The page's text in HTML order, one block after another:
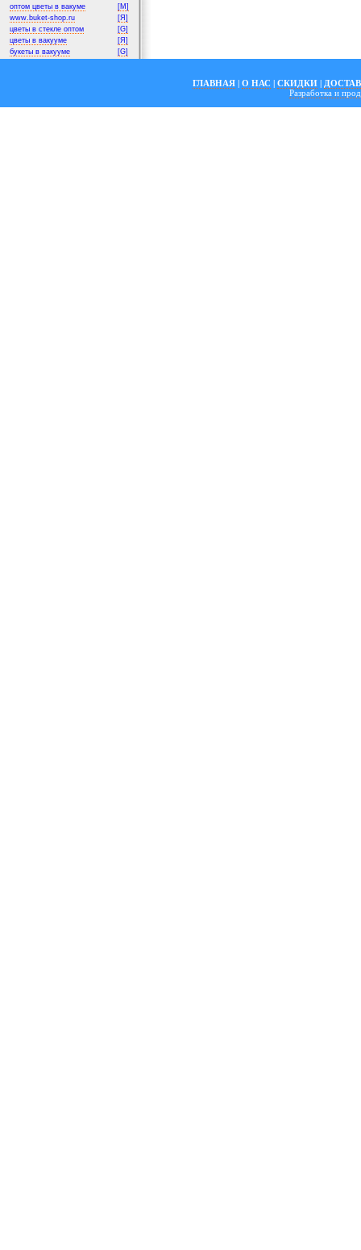
оптом цветы в вакуме
[M]
www.buket-shop.ru
[Я]
цветы в стекле оптом
[G]
цветы в вакууме
[Я]
букеты в вакууме
[G]
ГЛАВНАЯ | О НАС | СКИДКИ |
Разработка и